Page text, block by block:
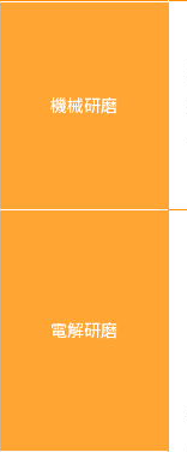
機械研磨
電解研磨